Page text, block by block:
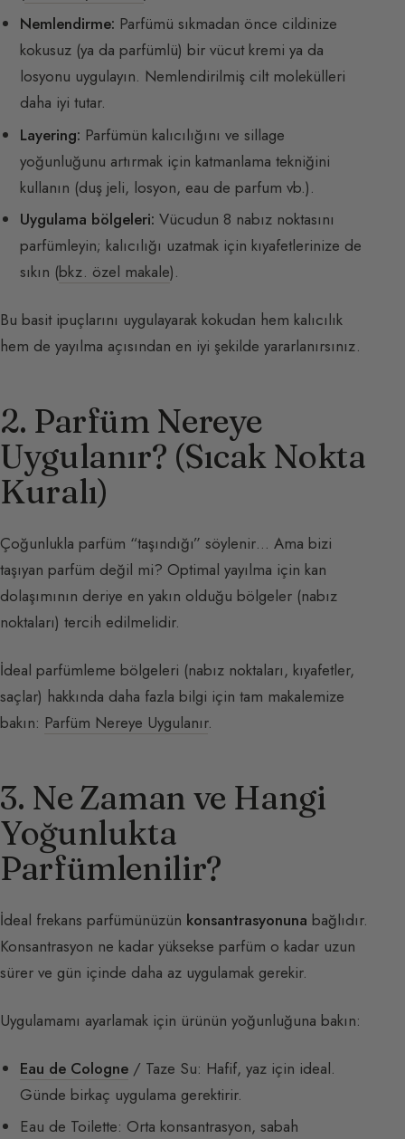
Nemlendirme: Parfümü sıkmadan önce cildinize
kokusuz (ya da parfümlü) bir vücut kremi ya da
losyonu uygulayın. Nemlendirilmiş cilt molekülleri
daha iyi tutar.
Layering: Parfümün kalıcılığını ve sillage
yoğunluğunu artırmak için katmanlama tekniğini
kullanın (duş jeli, losyon, eau de parfum vb.).
Uygulama bölgeleri: Vücudun 8 nabız noktasını
parfümleyin; kalıcılığı uzatmak için kıyafetlerinize de
sıkın (bkz. özel makale).
Bu basit ipuçlarını uygulayarak kokudan hem kalıcılık
hem de yayılma açısından en iyi şekilde yararlanırsınız.
2. Parfüm Nereye
Uygulanır? (Sıcak Nokta
Kuralı)
Çoğunlukla parfüm “taşındığı” söylenir… Ama bizi
taşıyan parfüm değil mi? Optimal yayılma için kan
dolaşımının deriye en yakın olduğu bölgeler (nabız
noktaları) tercih edilmelidir.
İdeal parfümleme bölgeleri (nabız noktaları, kıyafetler,
saçlar) hakkında daha fazla bilgi için tam makalemize
bakın: Parfüm Nereye Uygulanır.
3. Ne Zaman ve Hangi
Yoğunlukta
Parfümlenilir?
İdeal frekans parfümünüzün konsantrasyonuna bağlıdır.
Konsantrasyon ne kadar yüksekse parfüm o kadar uzun
sürer ve gün içinde daha az uygulamak gerekir.
Uygulamamı ayarlamak için ürünün yoğunluğuna bakın:
Eau de Cologne / Taze Su: Hafif, yaz için ideal.
Günde birkaç uygulama gerektirir.
Eau de Toilette: Orta konsantrasyon, sabah